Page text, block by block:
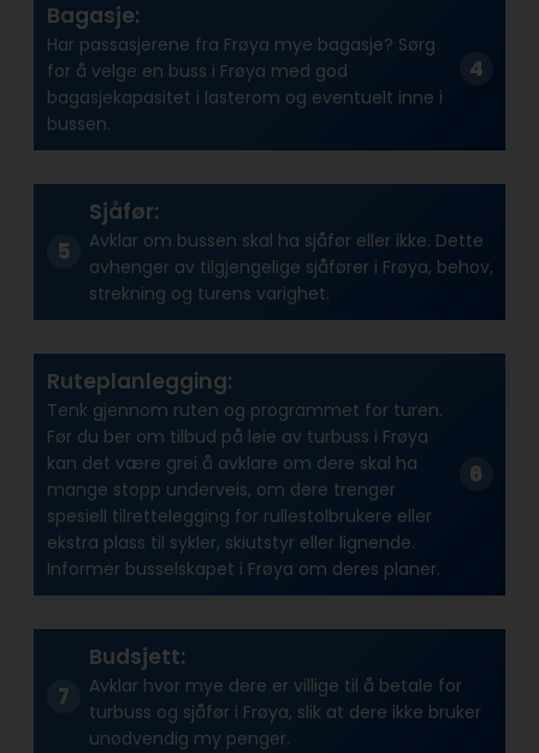
Bagasje:
Har passasjerene fra Frøya mye bagasje? Sørg
for å velge en buss i Frøya med god
bagasjekapasitet i lasterom og eventuelt inne i
bussen.
Sjåfør:
Avklar om bussen skal ha sjåfør eller ikke. Dette
avhenger av tilgjengelige sjåfører i Frøya, behov,
strekning og turens varighet.
Ruteplanlegging:
Tenk gjennom ruten og programmet for turen.
Før du ber om tilbud på leie av turbuss i Frøya
kan det være grei å avklare om dere skal ha
mange stopp underveis, om dere trenger
spesiell tilrettelegging for rullestolbrukere eller
ekstra plass til sykler, skiutstyr eller lignende.
Informer busselskapet i Frøya om deres planer.
Budsjett:
Avklar hvor mye dere er villige til å betale for
turbuss og sjåfør i Frøya, slik at dere ikke bruker
unødvendig my penger.